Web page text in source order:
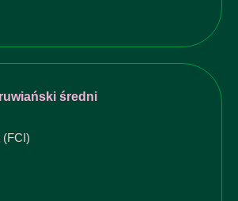
średni
(FCI)